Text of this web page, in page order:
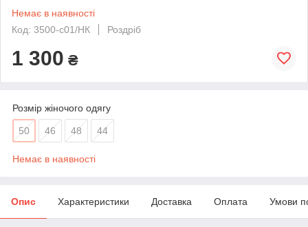
Немає в наявності
Код: 3500-c01/НК
Роздріб
1 300 ₴
Розмір жіночого одягу
50 46 48 44
Немає в наявності
Опис Характеристики Доставка Оплата Умови